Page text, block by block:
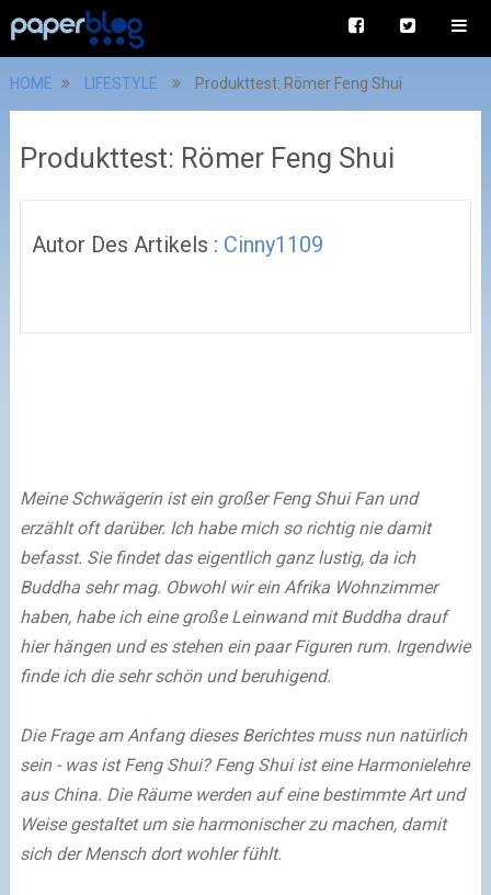
HOME LIFESTYLE Produkttest: Römer Feng Shui
Produkttest: Römer Feng Shui
Autor Des Artikels : Cinny1109
Meine Schwägerin ist ein großer Feng Shui Fan und
erzählt oft darüber. Ich habe mich so richtig nie damit
befasst. Sie findet das eigentlich ganz lustig, da ich
Buddha sehr mag. Obwohl wir ein Afrika Wohnzimmer
haben, habe ich eine große Leinwand mit Buddha drauf
hier hängen und es stehen ein paar Figuren rum. Irgendwie
finde ich die sehr schön und beruhigend.
Die Frage am Anfang dieses Berichtes muss nun natürlich
sein - was ist Feng Shui? Feng Shui ist eine Harmonielehre
aus China. Die Räume werden auf eine bestimmte Art und
Weise gestaltet um sie harmonischer zu machen, damit
sich der Mensch dort wohler fühlt.